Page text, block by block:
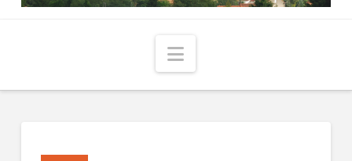
Navigation